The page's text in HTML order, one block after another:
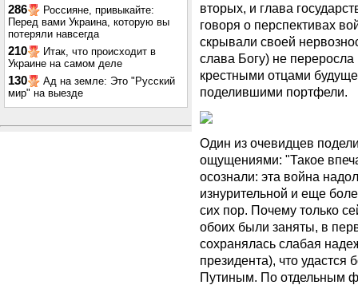
286
Россияне, привыкайте:
Перед вами Украина, которую вы
потеряли навсегда
210
Итак, что происходит в
Украине на самом деле
130
Ад на земле: Это "Русский
мир" на выезде
вторых, и глава
говоря о перспективах
скрывали своей
слава Богу) не
крестными отцами
поделившими портфели.
Один из очевидцев
ощущениями: "Такое
осознали: эта война
изнурительной и еще
сих пор. Почему только
обоих были заняты, в
сохранялась слабая
президента), что удастся
Путиным. По отдельным